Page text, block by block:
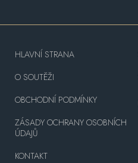
HLAVNÍ STRANA
O SOUTĚŽI
OBCHODNÍ PODMÍNKY
ZÁSADY OCHRANY OSOBNÍCH
ÚDAJŮ
KONTAKT